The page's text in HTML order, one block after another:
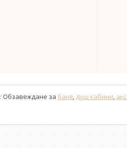
: Обзавеждане за баня, душ кабини,